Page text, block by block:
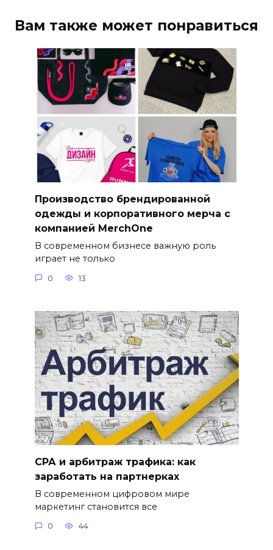
Вам также может понравиться
Производство брендированной
одежды и корпоративного мерча с
компанией MerchOne
В современном бизнесе важную роль
играет не только
0 13
СРА и арбитраж трафика: как
заработать на партнерках
В современном цифровом мире
маркетинг становится все
0 44